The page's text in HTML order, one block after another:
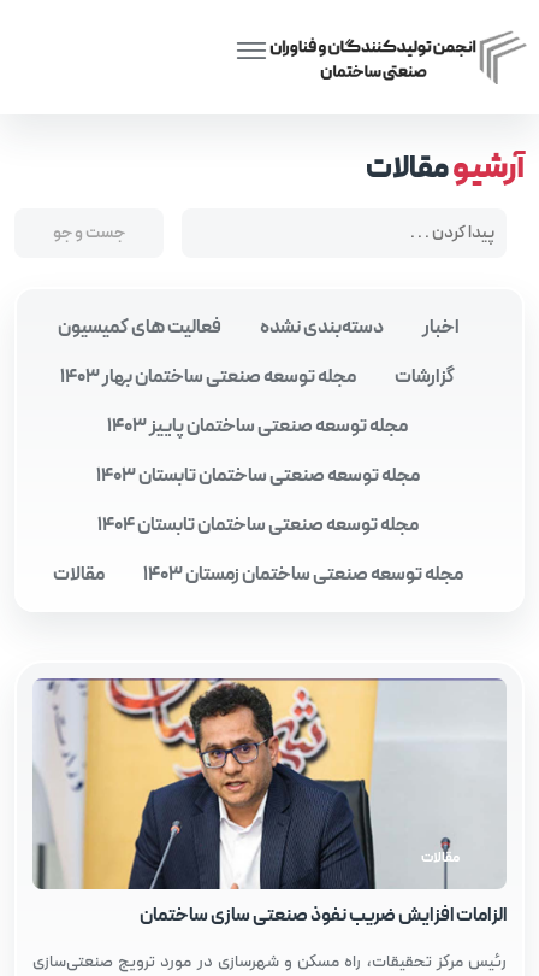
آرشیومقالات
اخبار دسته‌بندی نشده
فعالیت های کمیسیون
گزارشات
مجله توسعه صنعتی ساختمان بهار 1403
مجله توسعه صنعتی ساختمان پاییز 1403
مجله توسعه صنعتی ساختمان تابستان 1403
مجله توسعه صنعتی ساختمان تابستان 1404
مجله توسعه صنعتی ساختمان زمستان 1403
مقالات
مقالات
الزامات افزایش ضریب نفوذ صنعتی‌ سازی ساختمان
رئیس مرکز تحقیقات، راه مسکن و شهرسازی در مورد ترویج صنعتی‌سازی